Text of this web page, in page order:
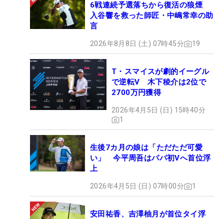
6戦連続予選落ちから復活の狼煙
入谷響を救った師匠・中嶋常幸の助
言
2026年8月8日 (土) 07時45分 19
T・スマイスが劇的イーグル
で逆転V 木下稜介は2位で
2700万円獲得
2026年4月5日 (日) 15時40分
1
生後7カ月の娘は「ただただ可愛
い」 今平周吾はパパ初Vへ首位浮
上
2026年4月5日 (日) 07時00分 1
安田祐香、吉澤柚月が首位タイ浮